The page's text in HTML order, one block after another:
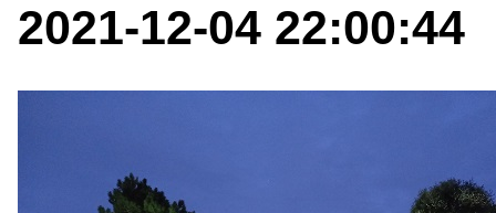
2021-12-04 22:00:44